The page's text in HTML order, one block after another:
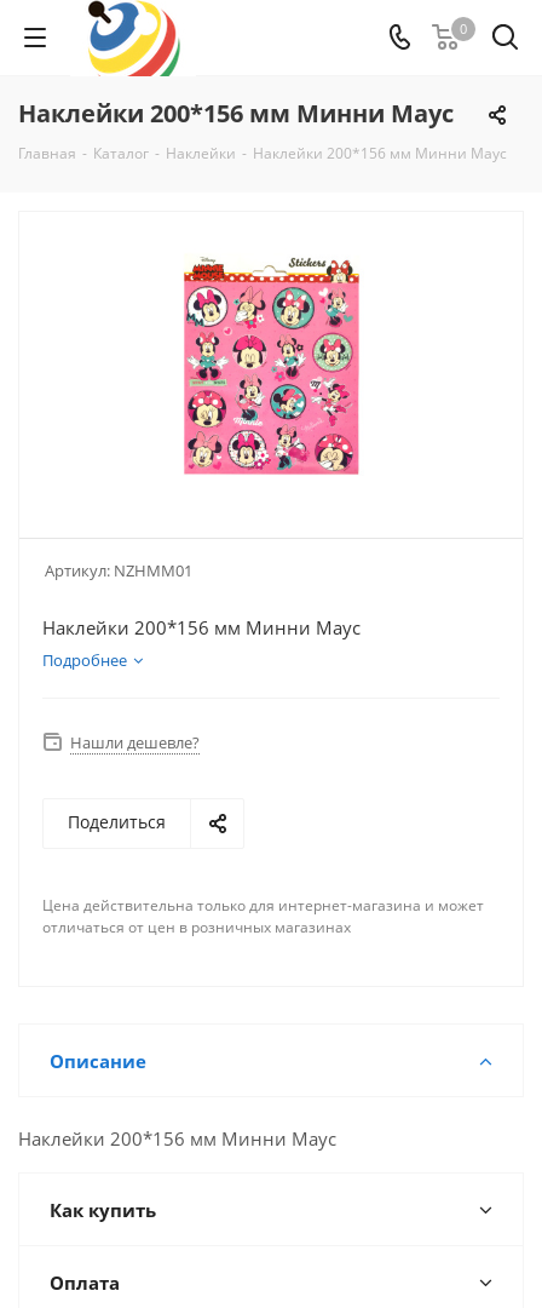
0
Наклейки 200*156 мм Минни Маус
Главная - Каталог - Наклейки - Наклейки 200*156 мм Минни Маус
Артикул: NZHMM01
Наклейки 200*156 мм Минни Маус
Подробнее
Нашли дешевле?
Поделиться
Цена действительна только для интернет-магазина и может
отличаться от цен в розничных магазинах
Описание
Наклейки 200*156 мм Минни Маус
Как купить
Оплата